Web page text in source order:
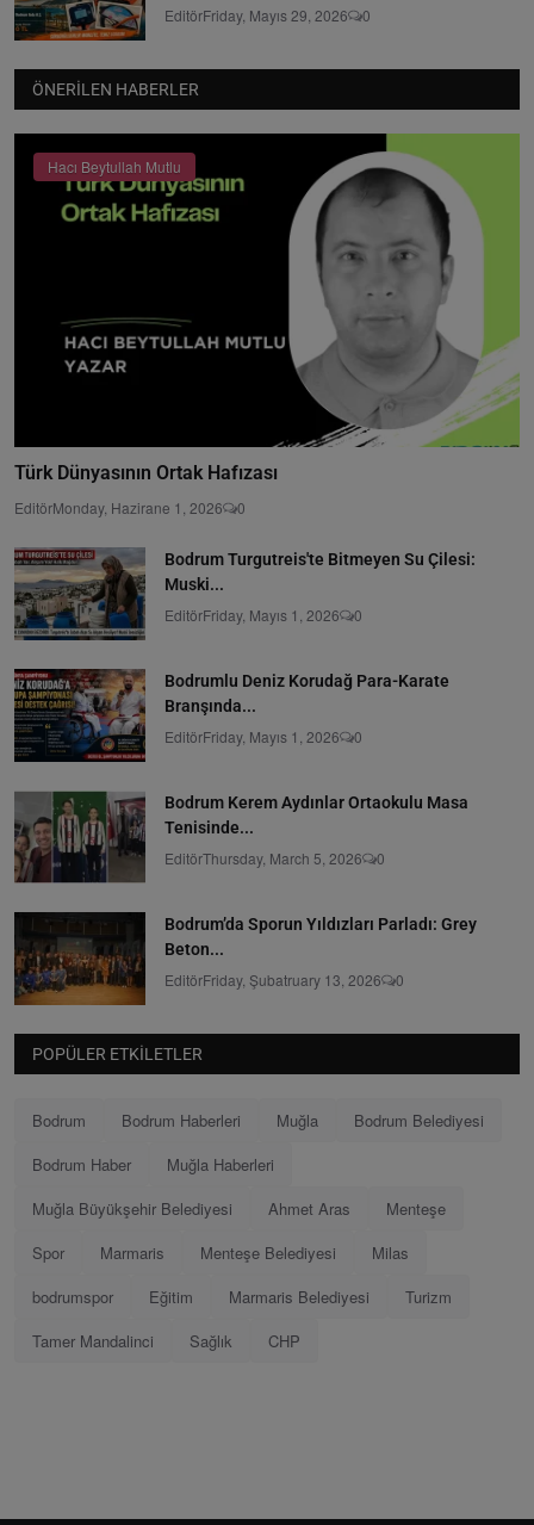
EditörFriday, Mayıs 29, 2026 0
ÖNERILEN HABERLER
Hacı Beytullah Mutlu
Türk Dünyasının Ortak Hafızası
EditörMonday, Hazirane 1, 2026 0
Bodrum Turgutreis'te Bitmeyen Su Çilesi:
Muski...
EditörFriday, Mayıs 1, 2026 0
Bodrumlu Deniz Korudağ Para-Karate
Branşında...
EditörFriday, Mayıs 1, 2026 0
Bodrum Kerem Aydınlar Ortaokulu Masa
Tenisinde...
EditörThursday, March 5, 2026 0
Bodrum’da Sporun Yıldızları Parladı: Grey
Beton...
EditörFriday, Şubatruary 13, 2026 0
POPÜLER ETKILETLER
Bodrum Bodrum Haberleri Muğla
Bodrum Belediyesi
Bodrum Haber
Muğla Haberleri
Muğla Büyükşehir Belediyesi
Ahmet Aras
Menteşe
Spor
Marmaris Menteşe Belediyesi
Milas
bodrumspor
Eğitim Marmaris Belediyesi
Turizm
Tamer Mandalinci
Sağlık CHP